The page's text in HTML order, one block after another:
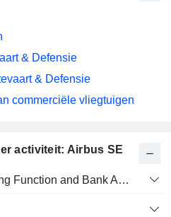
activiteit: Airbus SE
Airbus (Includes Holding Function and Bank Activities)
& Defensie
& Defensie
commerciële vliegtuigen